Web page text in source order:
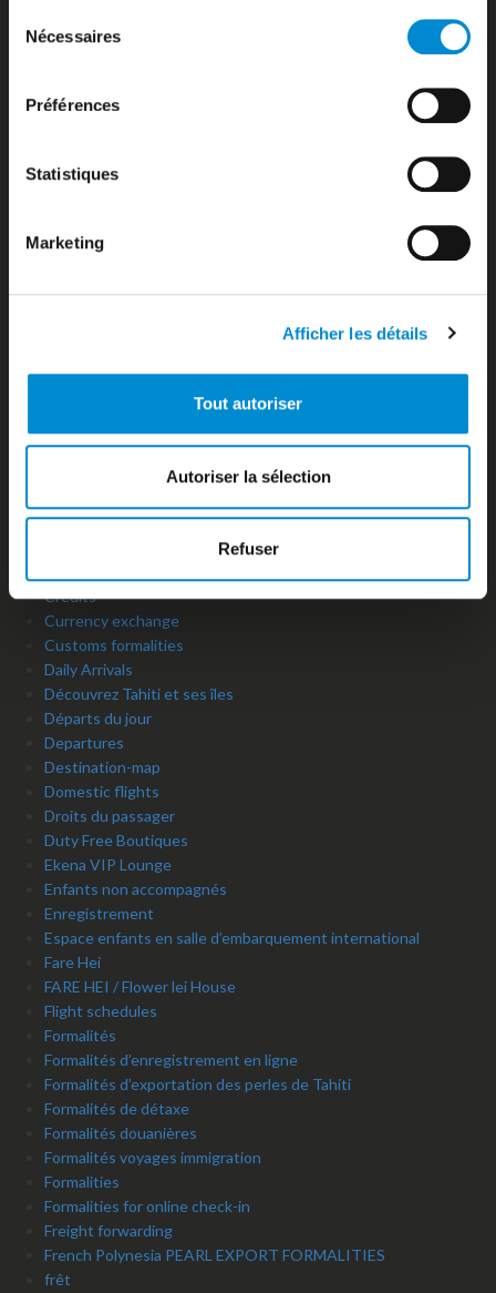
Nécessaires
Préférences
Statistiques
Marketing
Afficher les détails
Tout autoriser
Autoriser la sélection
Refuser
Biosecurity
Bora-Bora
Bureau d’information
Business Aviation
Comment venir à l’aéroport Tahiti Faa’a ?
Compagnies aériennes
Consignes à bagages
Cookies
Crédits
Currency exchange
Customs formalities
Daily Arrivals
Découvrez Tahiti et ses îles
Départs du jour
Departures
Destination-map
Domestic flights
Droits du passager
Duty Free Boutiques
Ekena VIP Lounge
Enfants non accompagnés
Enregistrement
Espace enfants en salle d’embarquement international
Fare Hei
FARE HEI / Flower lei House
Flight schedules
Formalités
Formalités d’enregistrement en ligne
Formalités d’exportation des perles de Tahiti
Formalités de détaxe
Formalités douanières
Formalités voyages immigration
Formalities
Formalities for online check-in
Freight forwarding
French Polynesia PEARL EXPORT FORMALITIES
frêt